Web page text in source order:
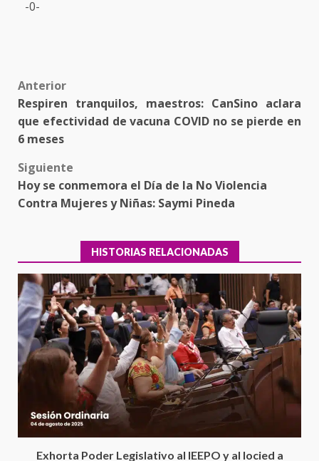
-0-
Post
navigation
Anterior
Respiren tranquilos, maestros: CanSino aclara
que efectividad de vacuna COVID no se pierde en
6 meses
Siguiente
Hoy se conmemora el Día de la No Violencia
Contra Mujeres y Niñas: Saymi Pineda
HISTORIAS RELACIONADAS
Exhorta Poder Legislativo al IEEPO y al Iocied a
Encuentro de Ariadna Montiel
con el Gobernador Salomón Jara
Cruz reafirma la consolidación
de la transformación en